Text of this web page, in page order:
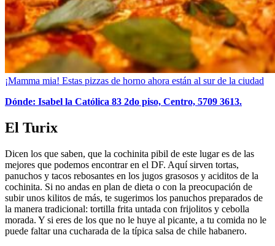
¡Mamma mia! Estas pizzas de horno ahora están al sur de la ciudad
Dónde: Isabel la Católica 83 2do piso, Centro, 5709 3613.
El Turix
Dicen los que saben, que la cochinita pibil de este lugar es de las
mejores que podemos encontrar en el DF. Aquí sirven tortas,
panuchos y tacos rebosantes en los jugos grasosos y aciditos de la
cochinita. Si no andas en plan de dieta o con la preocupación de
subir unos kilitos de más, te sugerimos los panuchos preparados de
la manera tradicional: tortilla frita untada con frijolitos y cebolla
morada. Y si eres de los que no le huye al picante, a tu comida no le
puede faltar una cucharada de la típica salsa de chile habanero.